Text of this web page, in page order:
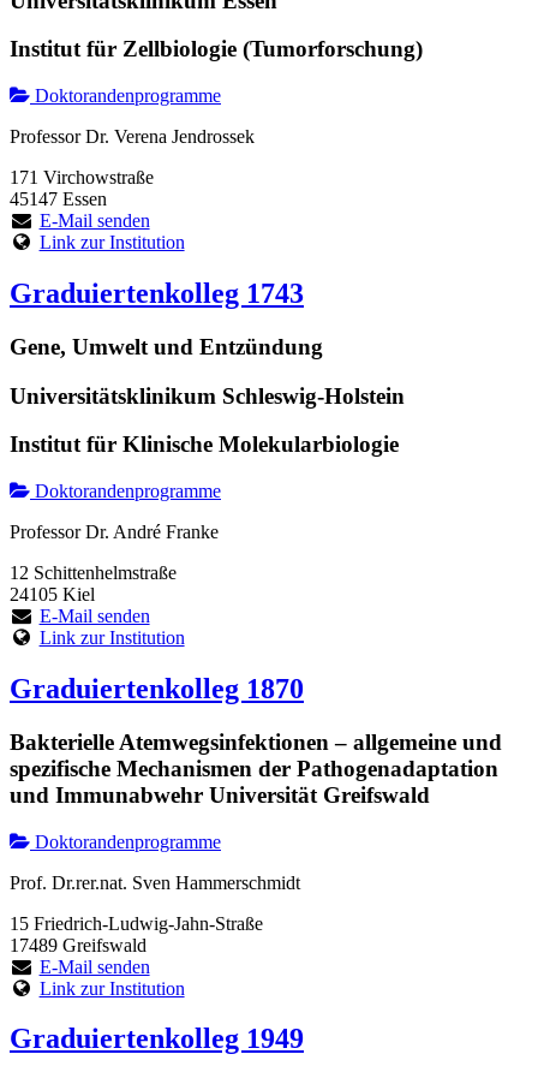
Institut für Zellbiologie (Tumorforschung)
Doktorandenprogramme
Professor Dr. Verena Jendrossek
171 Virchowstraße
45147 Essen
E-Mail senden
Link zur Institution
Graduiertenkolleg 1743
Gene, Umwelt und Entzündung
Universitätsklinikum Schleswig-Holstein
Institut für Klinische Molekularbiologie
Doktorandenprogramme
Professor Dr. André Franke
12 Schittenhelmstraße
24105 Kiel
E-Mail senden
Link zur Institution
Graduiertenkolleg 1870
Bakterielle Atemwegsinfektionen – allgemeine und
spezifische Mechanismen der Pathogenadaptation
und Immunabwehr Universität Greifswald
Doktorandenprogramme
Prof. Dr.rer.nat. Sven Hammerschmidt
15 Friedrich-Ludwig-Jahn-Straße
17489 Greifswald
E-Mail senden
Link zur Institution
Graduiertenkolleg 1949